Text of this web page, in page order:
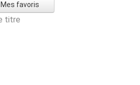
Mes favoris
titre